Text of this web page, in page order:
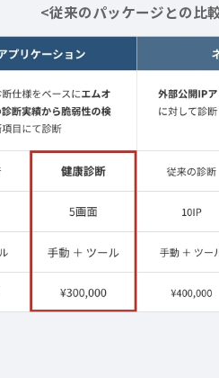
<従来のパッケージとの比